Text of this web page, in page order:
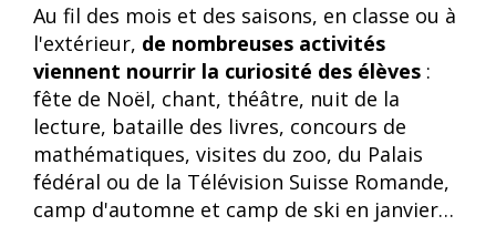
Au fil des mois et des saisons, en classe ou à
l'extérieur, de nombreuses activités
viennent nourrir la curiosité des élèves :
fête de Noël, chant, théâtre, nuit de la
lecture, bataille des livres, concours de
mathématiques, visites du zoo, du Palais
fédéral ou de la Télévision Suisse Romande,
camp d'automne et camp de ski en janvier…